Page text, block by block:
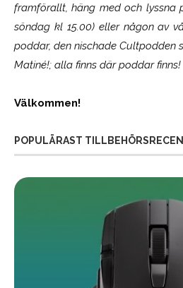
framförallt, häng med och lyssna
söndag kl 15.00) eller någon av
poddar, den nischade Cultpodden
Matiné!; alla finns där poddar finns!
Välkommen!
POPULÄRAST